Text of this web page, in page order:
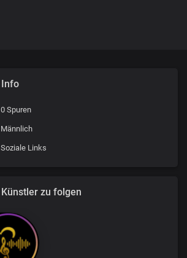
Info
0 Spuren
Männlich
Soziale Links
Künstler zu folgen